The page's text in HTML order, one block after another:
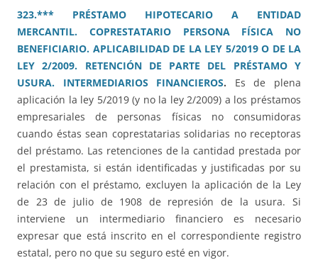
323.*** PRÉSTAMO HIPOTECARIO A ENTIDAD
MERCANTIL. COPRESTATARIO PERSONA FÍSICA NO
BENEFICIARIO. APLICABILIDAD DE LA LEY 5/2019 O DE LA
LEY 2/2009. RETENCIÓN DE PARTE DEL PRÉSTAMO Y
USURA. INTERMEDIARIOS FINANCIEROS. Es de plena
aplicación la ley 5/2019 (y no la ley 2/2009) a los préstamos
empresariales de personas físicas no consumidoras
cuando éstas sean coprestatarias solidarias no receptoras
del préstamo. Las retenciones de la cantidad prestada por
el prestamista, si están identificadas y justificadas por su
relación con el préstamo, excluyen la aplicación de la Ley
de 23 de julio de 1908 de represión de la usura. Si
interviene un intermediario financiero es necesario
expresar que está inscrito en el correspondiente registro
estatal, pero no que su seguro esté en vigor.